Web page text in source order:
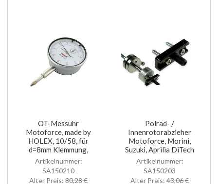
OT-Messuhr
Motoforce, made by
HOLEX, 10/58, für
d=8mm Klemmung,
Artikelnummer:
SA150210
Alter Preis: 80,28 €
Polrad- /
Innenrotorabzieher
Motoforce, Morini,
Suzuki, Aprilia DiTech
Artikelnummer:
SA150203
Alter Preis: 43,06 €